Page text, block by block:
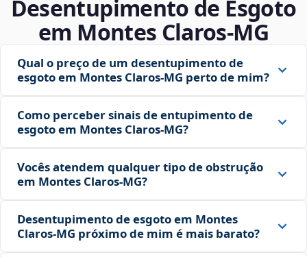
Desentupimento de Esgoto
em Montes Claros‑MG
Qual o preço de um desentupimento de
esgoto em Montes Claros‑MG perto de mim?
Como perceber sinais de entupimento de
esgoto em Montes Claros‑MG?
Vocês atendem qualquer tipo de obstrução
em Montes Claros‑MG?
Desentupimento de esgoto em Montes
Claros‑MG próximo de mim é mais barato?